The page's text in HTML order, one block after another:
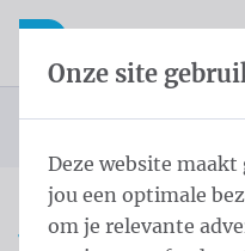
Inhoud overslaan
Taalkeuze overslaan
Open mobiele navigatie
Startpagina
Producten
Vlaggen
Officiële vlaggen
Landenvlaggen
Landenvlaggen Afrika
Onze site
Deze website
jou een optimale
om je relevante